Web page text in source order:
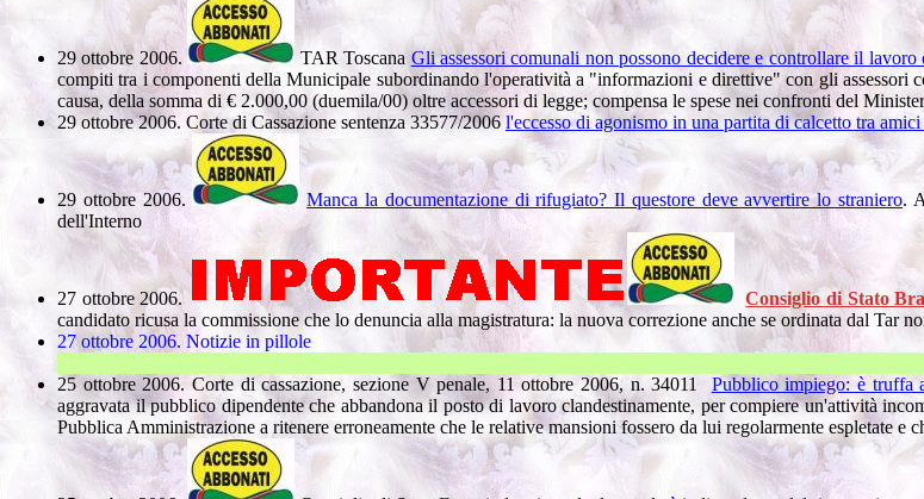
29 ottobre 2006. TAR Toscana Gli assessori comunali non possono decidere e controllare il
compiti tra i componenti della Municipale subordinando l'operatività a "informazioni e direttive" con gli assessori
causa, della somma di € 2.000,00 (duemila/00) oltre accessori di legge; compensa le spese nei confronti del
29 ottobre 2006. Corte di Cassazione sentenza 33577/2006l'eccesso di agonismo in una partita di calcetto tra
29 ottobre 2006. Manca la documentazione di rifugiato? Il questore deve avvertire lo straniero.
dell'Interno
27 ottobre 2006. Consiglio di Stato
candidato ricusa la commissione che lo denuncia alla magistratura: la nuova correzione anche se ordinata dal Tar
27 ottobre 2006. Notizie in pillole
25 ottobre 2006. Corte di cassazione, sezione V penale, 11 ottobre 2006, n. 34011 Pubblico impiego: è truffa
aggravata il pubblico dipendente che abbandona il posto di lavoro clandestinamente, per compiere un'attività
Pubblica Amministrazione a ritenere erroneamente che le relative mansioni fossero da lui regolarmente espletate e